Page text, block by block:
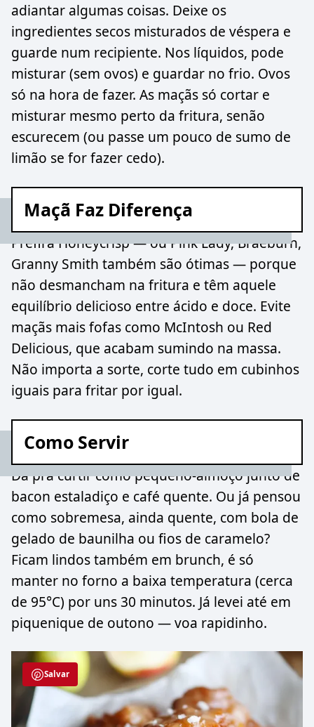
adiantar algumas coisas. Deixe os
ingredientes secos misturados de véspera e
guarde num recipiente. Nos líquidos, pode
misturar (sem ovos) e guardar no frio. Ovos
só na hora de fazer. As maçãs só cortar e
misturar mesmo perto da fritura, senão
escurecem (ou passe um pouco de sumo de
limão se for fazer cedo).
Maçã Faz Diferença
Prefira Honeycrisp — ou Pink Lady, Braeburn,
Granny Smith também são ótimas — porque
não desmancham na fritura e têm aquele
equilíbrio delicioso entre ácido e doce. Evite
maçãs mais fofas como McIntosh ou Red
Delicious, que acabam sumindo na massa.
Não importa a sorte, corte tudo em cubinhos
iguais para fritar por igual.
Como Servir
Dá pra curtir como pequeno-almoço junto de
bacon estaladiço e café quente. Ou já pensou
como sobremesa, ainda quente, com bola de
gelado de baunilha ou fios de caramelo?
Ficam lindos também em brunch, é só
manter no forno a baixa temperatura (cerca
de 95°C) por uns 30 minutos. Já levei até em
piquenique de outono — voa rapidinho.
Salvar